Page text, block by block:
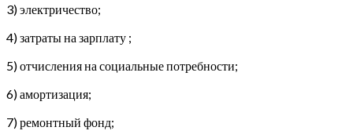
3) электричество;
4) затраты на зарплату ;
5) отчисления на социальные потребности;
6) амортизация;
7) ремонтный фонд;